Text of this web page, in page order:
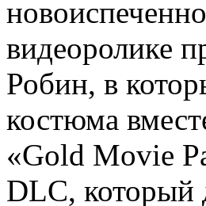
видеоролике
Робин, в
костюма
«Gold Movie
DLC, который